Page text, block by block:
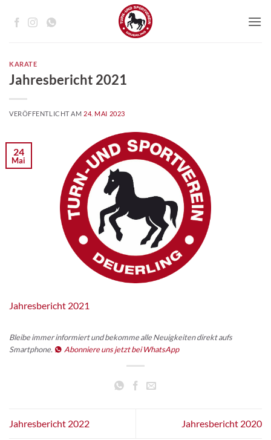
Inhalt
KARATE
Jahresbericht 2021
VERÖFFENTLICHT AM 24. MAI 2023
24
Mai
Jahresbericht 2021
Bleibe immer informiert und bekomme alle Neuigkeiten direkt aufs
Smartphone.
Abonniere uns jetzt bei WhatsApp
Jahresbericht 2022 Jahresbericht 2020